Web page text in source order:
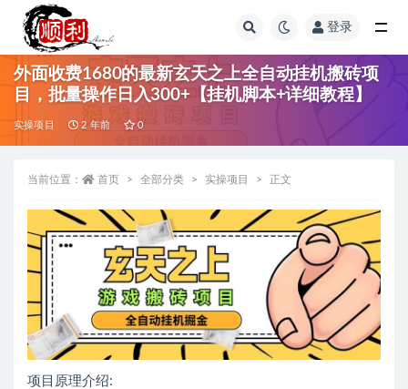
登录
外面收费1680的最新玄天之上全自动挂机搬砖项
目，批量操作日入300+【挂机脚本+详细教程】
实操项目 2 年前 0
当前位置： 首页 全部分类 实操项目 正文
项目原理介绍:
全部